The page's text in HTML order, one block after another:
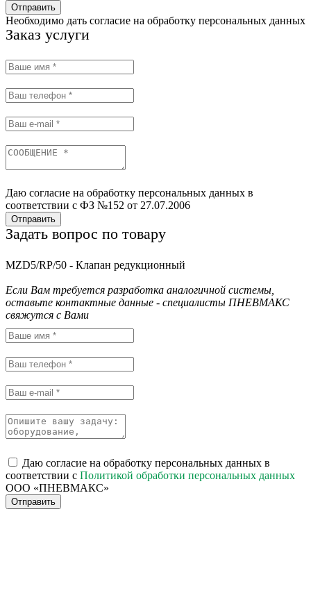
Отправить
Необходимо дать согласие на обработку персональных данных
Заказ услуги
Даю согласие на обработку персональных данных в
соответствии с ФЗ №152 от 27.07.2006
Отправить
Задать вопрос по товару
MZD5/RP/50 - Клапан редукционный
Если Вам требуется разработка аналогичной системы,
оставьте контактные данные - специалисты ПНЕВМАКС
свяжутся с Вами
Даю согласие на обработку персональных данных в
соответствии с Политикой обработки персональных данных
ООО «ПНЕВМАКС»
Отправить